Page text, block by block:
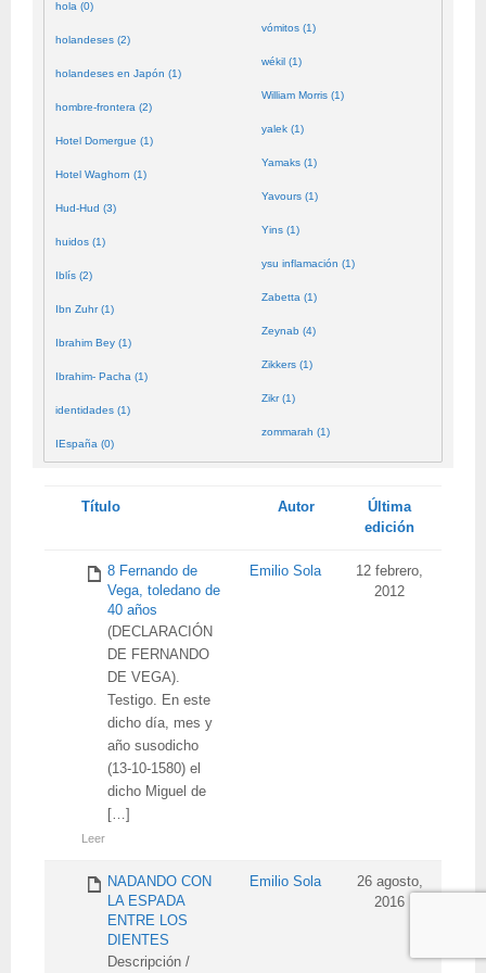
hola (0)
holandeses (2)
holandeses en Japón (1)
hombre-frontera (2)
Hotel Domergue (1)
Hotel Waghorn (1)
Hud-Hud (3)
huidos (1)
Iblís (2)
Ibn Zuhr (1)
Ibrahim Bey (1)
Ibrahim- Pacha (1)
identidades (1)
IEspaña (0)
vómitos (1)
wékil (1)
William Morris (1)
yalek (1)
Yamaks (1)
Yavours (1)
Yins (1)
ysu inflamación (1)
Zabetta (1)
Zeynab (4)
Zikkers (1)
Zikr (1)
zommarah (1)
Tienes
Título Autor
Última
edición
8 Fernando de
Vega, toledano de
40 años
(DECLARACIÓN
DE FERNANDO
DE VEGA).
Testigo. En este
dicho día, mes y
año susodicho
(13-10-1580) el
dicho Miguel de
[…]
Leer
Emilio Sola
12 febrero,
2012
NADANDO CON
LA ESPADA
ENTRE LOS
DIENTES
Descripción /
Emilio Sola
26 agosto,
2016